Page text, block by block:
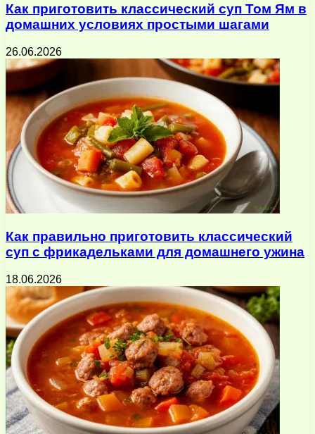
Как приготовить классический суп Том Ям в
домашних условиях простыми шагами
26.06.2026
Как правильно приготовить классический
суп с фрикадельками для домашнего ужина
18.06.2026